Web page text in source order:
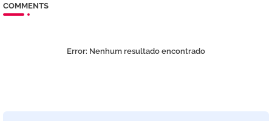
COMMENTS
Error: Nenhum resultado encontrado